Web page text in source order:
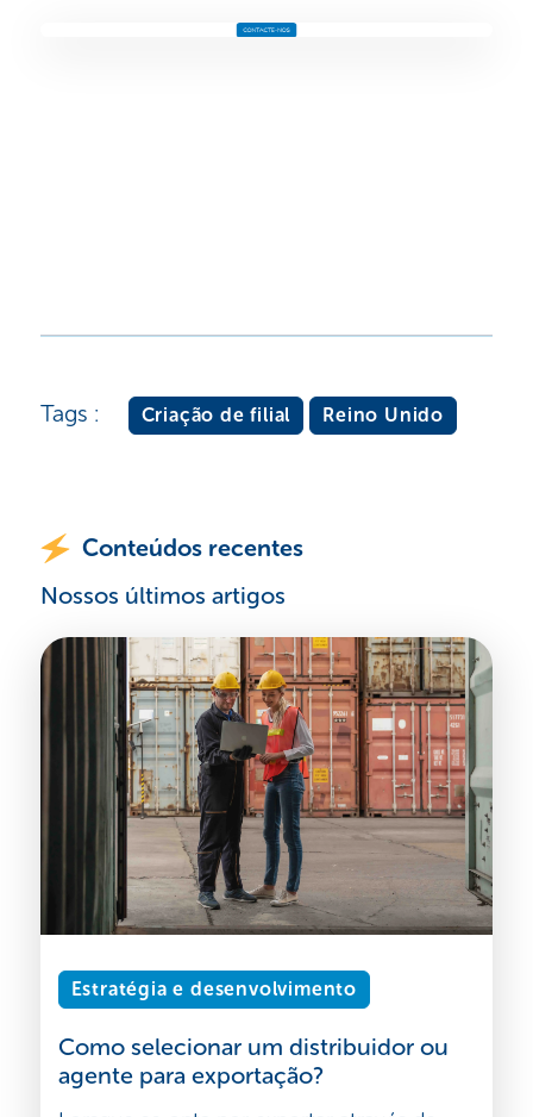
Tags : Criação de filial Reino Unido
Conteúdos recentes
Nossos últimos artigos
Estratégia e desenvolvimento
Como selecionar um distribuidor ou
agente para exportação?